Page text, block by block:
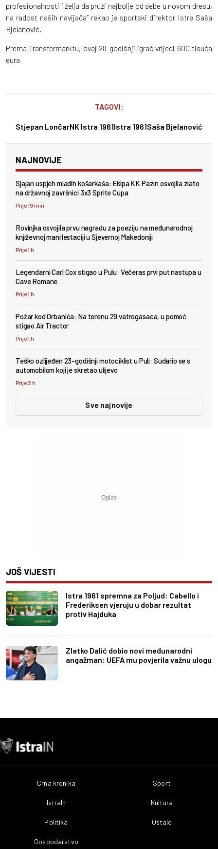
profesionalnosti i želju da pruži najbolje od sebe u novom dresu,
na radost naših navijača” rekao je sportski direktor Istre Saša
Bjelanović.
Prema Transfermarktu, ovaj 28-godišnji igrač vrijedi 600 tisuća
eura
TAGOVI:
Stjepan LončarNK Istra 1961Istra 1961Saša Bjelanović
NAJNOVIJE
Sjajan uspjeh mladih košarkaša: Ekipa KK Pazin osvojila zlato
na državnoj završnici 3x3 Sprite Cupa
Prije 19 min
Rovinjka osvojila prvu nagradu za poeziju na međunarodnoj
književnoj manifestaciji u Sjevernoj Makedoniji
Prije 1 h
Legendarni Carl Cox stigao u Pulu: Večeras prvi put nastupa u
Cave Romane
Prije 1 h
Požar kod Orbanića: Na terenu 29 vatrogasaca, u pomoć
stigao Air Tractor
Prije 1 h
Teško ozlijeđen 23-godišnji motociklist u Puli: Sudario se s
automobilom koji je skretao ulijevo
Prije 2 h
Sve najnovije
JOŠ VIJESTI
Istra 1961 spremna za Poljud: Cabello i
Frederiksen vjeruju u dobar rezultat
protiv Hajduka
Zlatko Dalić dobio novi međunarodni
angažman: UEFA mu povjerila važnu ulogu
Crna kronika
IstraIn
Politika
Gospodarstvo
Sport
Kultura
Ostalo